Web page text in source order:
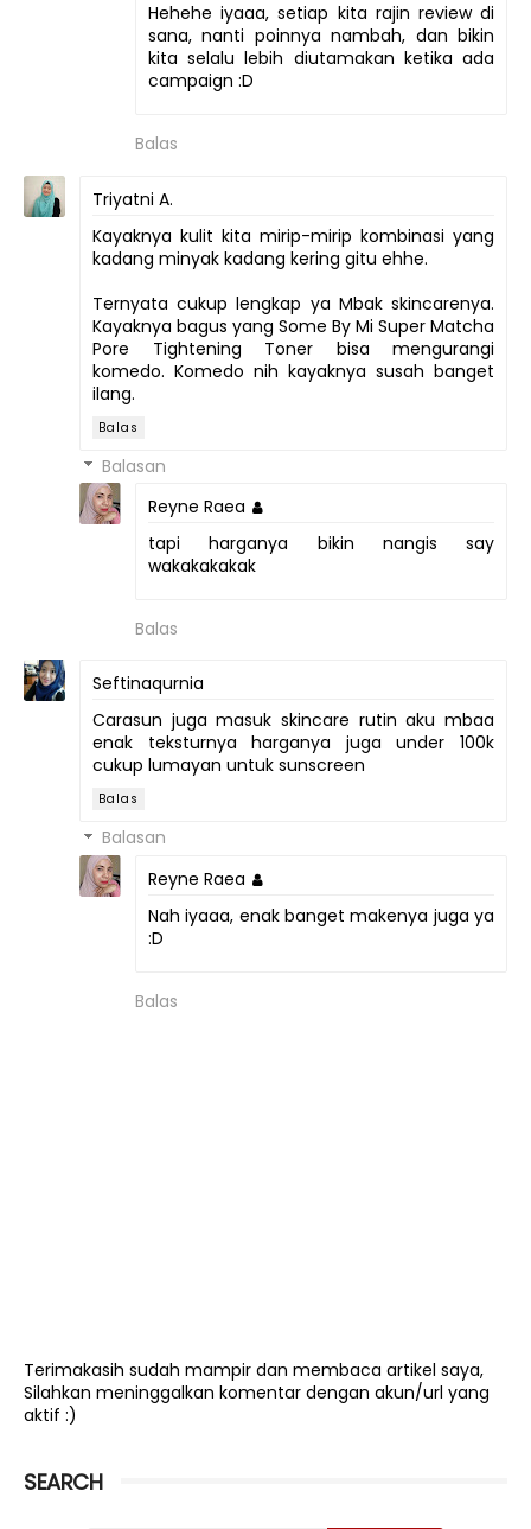
Hehehe iyaaa, setiap kita rajin review di
sana, nanti poinnya nambah, dan bikin
kita selalu lebih diutamakan ketika ada
campaign :D
Balas
Triyatni A.
Kayaknya kulit kita mirip-mirip kombinasi yang
kadang minyak kadang kering gitu ehhe.
Ternyata cukup lengkap ya Mbak skincarenya.
Kayaknya bagus yang Some By Mi Super Matcha
Pore Tightening Toner bisa mengurangi
komedo. Komedo nih kayaknya susah banget
ilang.
Balas
Balasan
Reyne Raea
tapi harganya bikin nangis say
wakakakakak
Balas
Seftinaqurnia
Carasun juga masuk skincare rutin aku mbaa
enak teksturnya harganya juga under 100k
cukup lumayan untuk sunscreen
Balas
Balasan
Reyne Raea
Nah iyaaa, enak banget makenya juga ya
:D
Balas
Terimakasih sudah mampir dan membaca artikel saya,
Silahkan meninggalkan komentar dengan akun/url yang
aktif :)
SEARCH